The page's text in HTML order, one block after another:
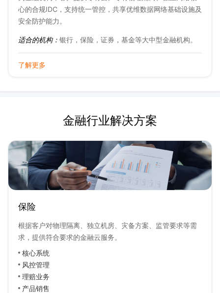
心的合规IDC，支持统一管控，共享优维数据网络基础设施及
安全防护能力。
适合的机构： 银行，保险，证券，基金等大中型金融机构。
了解更多
金融行业解决方案
保险
根据客户对物理隔离、独立机房、灾备方案、监管要求等需
求，提供符合要求的金融云服务。
核心系统
风控管理
理赔业务
产品销售